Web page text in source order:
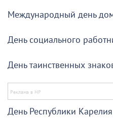
Международный день
День социального
День таинственных
День Республики Карелия